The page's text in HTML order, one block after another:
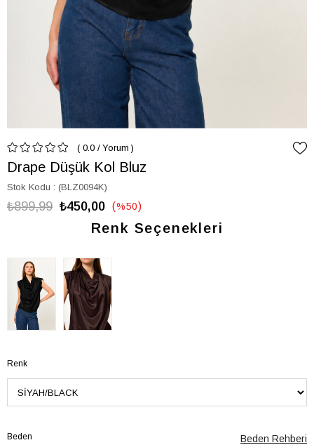
0.0 / Yorum
Drape Düşük Kol Bluz
Stok Kodu (BLZ0094K)
₺899,99 ₺450,00 %50
İndirim
Renk Seçenekleri
Renk
Beden Beden Rehberi